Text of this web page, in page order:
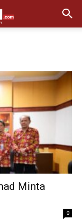
Minta
0